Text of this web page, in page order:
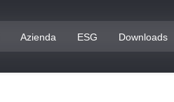
Azienda ESG Downloads